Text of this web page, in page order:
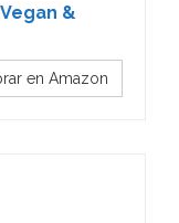
&
en Amazon